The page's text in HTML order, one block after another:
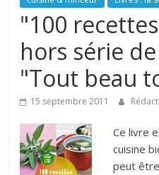
santé
toute
famille
"100
hors série
"Tout beau
15 septembre 2011
Ce livre
cuisine
peut